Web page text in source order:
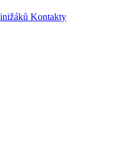
Kontakty